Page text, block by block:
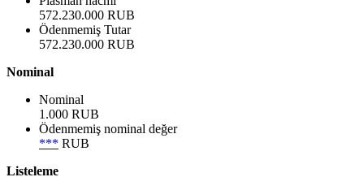
572.230.000 RUB
Ödenmemiş Tutar
572.230.000 RUB
Nominal
Nominal
1.000 RUB
Ödenmemiş nominal değer
*** RUB
Listeleme